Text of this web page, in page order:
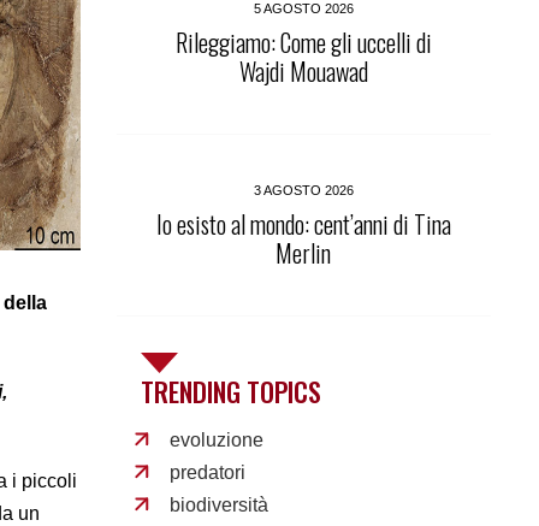
della
i piccoli
un
5 AGOSTO 2026
Rileggiamo: Come gli uccelli di
Wajdi Mouawad
3 AGOSTO 2026
Io esisto al mondo: cent’anni di Tina
Merlin
TRENDING TOPICS
evoluzione
predatori
biodiversità